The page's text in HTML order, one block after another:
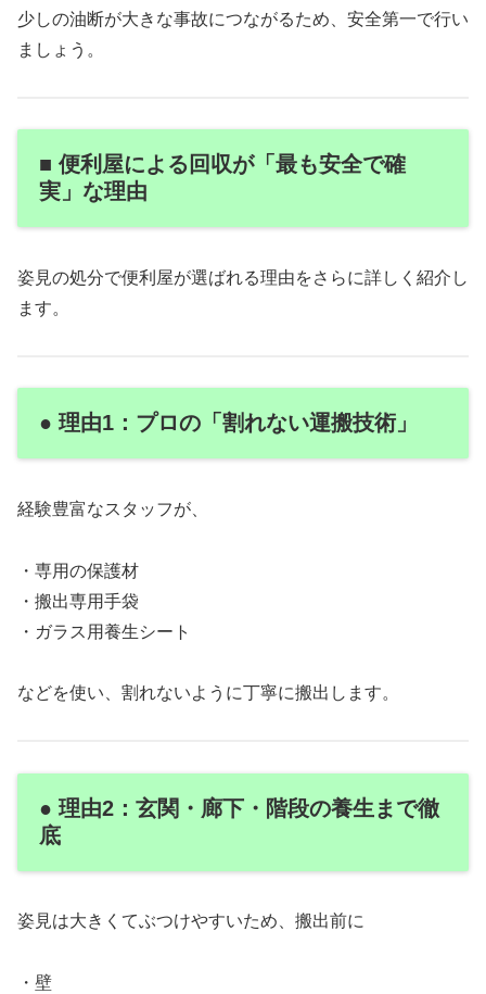
少しの油断が大きな事故につながるため、安全第一で行い
ましょう。
■ 便利屋による回収が「最も安全で確
実」な理由
姿見の処分で便利屋が選ばれる理由をさらに詳しく紹介し
ます。
● 理由1：プロの「割れない運搬技術」
経験豊富なスタッフが、
・専用の保護材
・搬出専用手袋
・ガラス用養生シート
などを使い、割れないように丁寧に搬出します。
● 理由2：玄関・廊下・階段の養生まで徹
底
姿見は大きくてぶつけやすいため、搬出前に
・壁